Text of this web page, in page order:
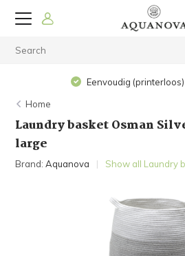
Eenvoudig
Home
Laundry basket Osman
large
Brand:Aquanova Show all Laundry